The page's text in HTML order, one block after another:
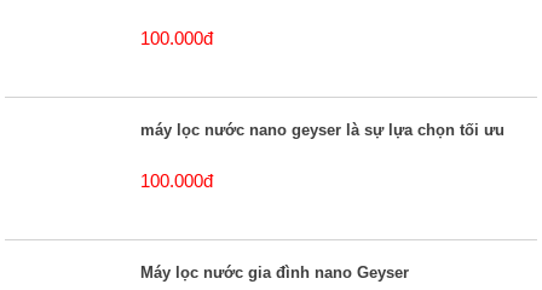
100.000đ
máy lọc nước nano geyser là sự lựa chọn tối ưu
100.000đ
Máy lọc nước gia đình nano Geyser